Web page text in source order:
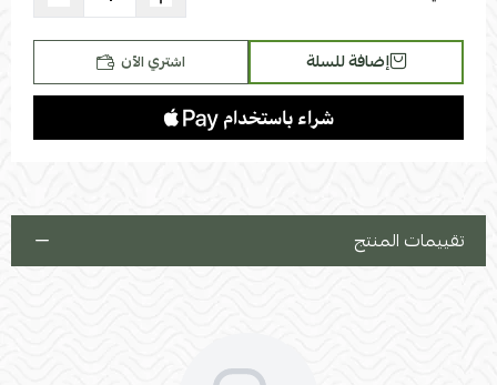
إضافة للسلة اشتري الآن
تقييمات المنتج